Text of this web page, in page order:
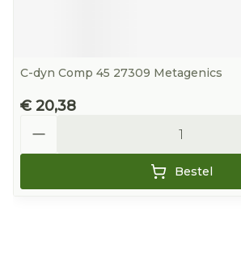
C-dyn Comp 45 27309 Metagenics
€ 20,38
Bestel